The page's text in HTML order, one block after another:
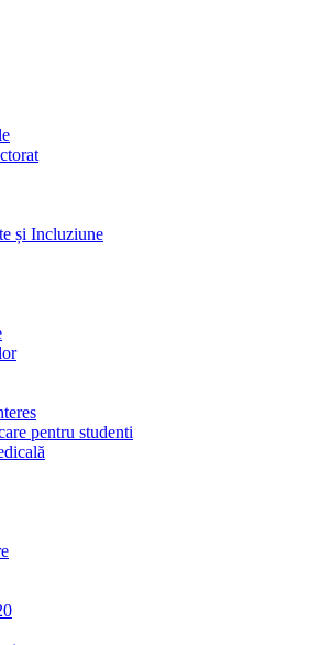
și Incluziune
pentru studenti